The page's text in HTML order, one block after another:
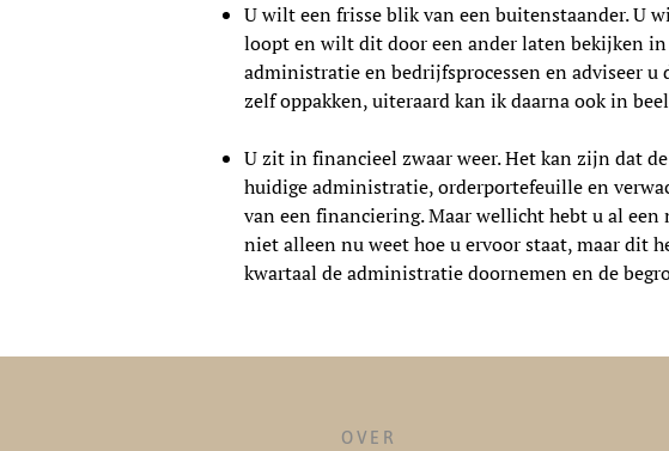
U wilt een frisse blik van een buitenstaander.
loopt en wilt dit door een ander laten bekijken in
administratie en bedrijfsprocessen en adviseer
zelf oppakken, uiteraard kan ik daarna ook in
U zit in financieel zwaar weer. Het kan zijn dat
huidige administratie, orderportefeuille en
van een financiering. Maar wellicht hebt u al
niet alleen nu weet hoe u ervoor staat, maar dit
kwartaal de administratie doornemen en de
OVER